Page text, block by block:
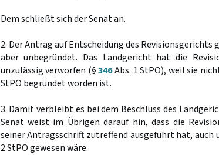
Dem schließt sich der Senat an.
2. Der Antrag auf Entscheidung des Revisionsgerichts
aber unbegründet. Das Landgericht hat die
unzulässig verworfen (§346Abs. 1 StPO), weil sie
StPO begründet worden ist.
3. Damit verbleibt es bei dem Beschluss des
Senat weist im Übrigen darauf hin, dass die
seiner Antragsschrift zutreffend ausgeführt hat, auch
2 StPO gewesen wäre.